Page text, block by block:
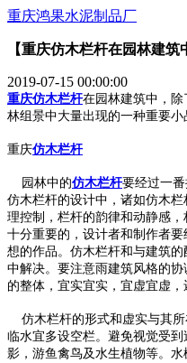
重庆鸿果水泥制品厂
【重庆仿木栏杆在园林建筑
2019-07-15 00:00:00
重庆仿木栏杆在园林建筑中，除
林组景中大量出现的一种重要小
重庆仿木栏杆
园林中的仿木栏杆要经过一
仿木栏杆的设计中，诸如仿木
理控制，栏杆的韵律和动静感
十分重要的，设计者和制作者
想的作品。仿木栏杆和与建筑
中解决。要注意雨建筑风格的
的整体，宜实宜实，宜虚宜虚，
仿木栏杆的形式和虚实与其所
临水宜多设空栏。避免视觉受
影，游鱼禽鸟及水生植物等。